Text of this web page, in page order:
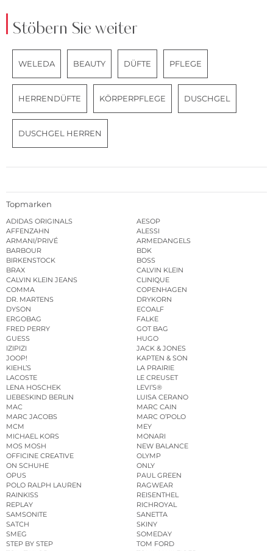
Stöbern Sie weiter
WELEDA BEAUTY DÜFTE PFLEGE
HERRENDÜFTE KÖRPERPFLEGE DUSCHGEL
DUSCHGEL HERREN
Topmarken
ADIDAS ORIGINALS
AESOP
AFFENZAHN
ALESSI
ARMANI/PRIVÉ
ARMEDANGELS
BARBOUR
BDK
BIRKENSTOCK
BOSS
BRAX
CALVIN KLEIN
CALVIN KLEIN JEANS
CLINIQUE
COMMA
COPENHAGEN
DR. MARTENS
DRYKORN
DYSON
ECOALF
ERGOBAG
FALKE
FRED PERRY
GOT BAG
GUESS
HUGO
IZIPIZI
JACK & JONES
JOOP!
KAPTEN & SON
KIEHL’S
LA PRAIRIE
LACOSTE
LE CREUSET
LENA HOSCHEK
LEVI’S®
LIEBESKIND BERLIN
LUISA CERANO
MAC
MARC CAIN
MARC JACOBS
MARC O’POLO
MCM
MEY
MICHAEL KORS
MONARI
MOS MOSH
NEW BALANCE
OFFICINE CREATIVE
OLYMP
ON SCHUHE
ONLY
OPUS
PAUL GREEN
POLO RALPH LAUREN
RAGWEAR
RAINKISS
REISENTHEL
REPLAY
RICHROYAL
SAMSONITE
SANETTA
SATCH
SKINY
SMEG
SOMEDAY
STEP BY STEP
TOM FORD